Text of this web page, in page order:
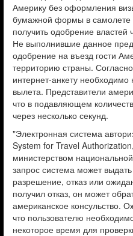
Америку без оформления
бумажной формы в самолете
получить одобрение властей
Не выполнившие данное
одобрение на въезд гости
территорию страны.
интернет-анкету
вылета. Представители
что в подавляющем
через несколько секунд.
"Электронная система
System for Travel
министерством
запрос система может
разрешение, отказ или
получил отказ, он может
американское консульство.
что пользователю
некоторое время для